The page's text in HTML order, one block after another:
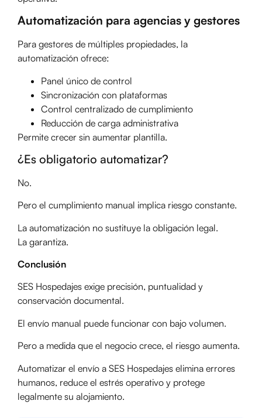
Automatización para agencias y gestores
Para gestores de múltiples propiedades, la
automatización ofrece:
Panel único de control
Sincronización con plataformas
Control centralizado de cumplimiento
Reducción de carga administrativa
Permite crecer sin aumentar plantilla.
¿Es obligatorio automatizar?
No.
Pero el cumplimiento manual implica riesgo constante.
La automatización no sustituye la obligación legal.
La garantiza.
Conclusión
SES Hospedajes exige precisión, puntualidad y
conservación documental.
El envío manual puede funcionar con bajo volumen.
Pero a medida que el negocio crece, el riesgo aumenta.
Automatizar el envío a SES Hospedajes elimina errores
humanos, reduce el estrés operativo y protege
legalmente su alojamiento.